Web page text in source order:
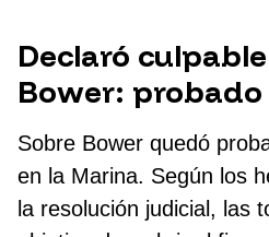
Declaró
Bower: probado
Sobre Bower quedó
en la Marina. Según los
la resolución judicial, las